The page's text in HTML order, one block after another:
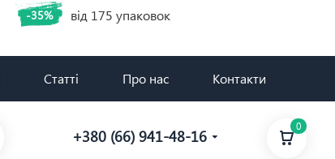
-35%
від 175 упаковок
Статті Про нас Контакти
+380 (66) 941-48-16
0